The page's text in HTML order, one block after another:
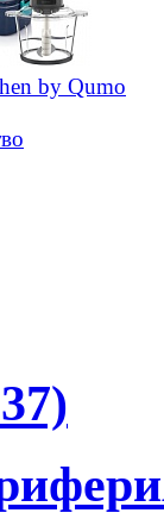
by Qumo